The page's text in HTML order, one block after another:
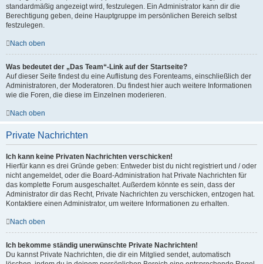
standardmäßig angezeigt wird, festzulegen. Ein Administrator kann dir die
Berechtigung geben, deine Hauptgruppe im persönlichen Bereich selbst
festzulegen.
Nach oben
Was bedeutet der „Das Team“-Link auf der Startseite?
Auf dieser Seite findest du eine Auflistung des Forenteams, einschließlich der
Administratoren, der Moderatoren. Du findest hier auch weitere Informationen
wie die Foren, die diese im Einzelnen moderieren.
Nach oben
Private Nachrichten
Ich kann keine Privaten Nachrichten verschicken!
Hierfür kann es drei Gründe geben: Entweder bist du nicht registriert und / oder
nicht angemeldet, oder die Board-Administration hat Private Nachrichten für
das komplette Forum ausgeschaltet. Außerdem könnte es sein, dass der
Administrator dir das Recht, Private Nachrichten zu verschicken, entzogen hat.
Kontaktiere einen Administrator, um weitere Informationen zu erhalten.
Nach oben
Ich bekomme ständig unerwünschte Private Nachrichten!
Du kannst Private Nachrichten, die dir ein Mitglied sendet, automatisch